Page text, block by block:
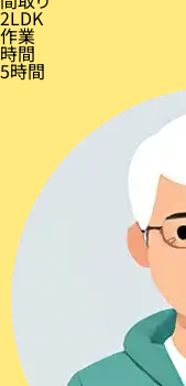
2LDK
作業
時間
5時間